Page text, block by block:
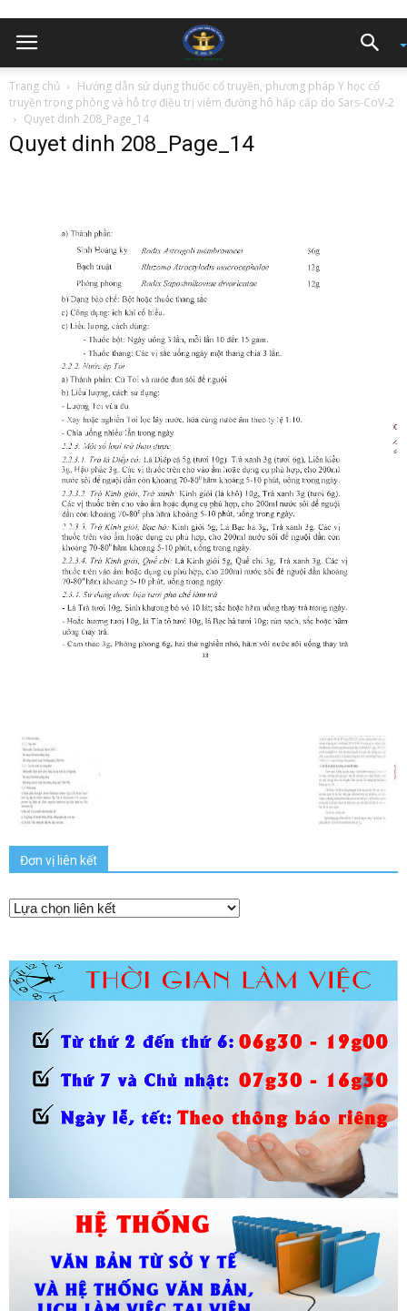
Trang chủ
Hướng dẫn sử dụng thuốc cổ truyền, phương pháp Y học cổ
truyền trong phòng và hỗ trợ điều trị viêm đường hô hấp cấp do Sars-CoV-2
Quyet dinh 208_Page_14
Quyet dinh 208_Page_14
Đơn vị liên kết